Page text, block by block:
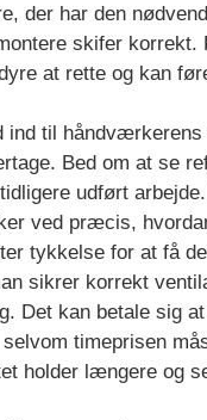
der har den
skifer korrekt.
at rette og kan
ind til håndværkerens
Bed om at se
udført
ved præcis,
tykkelse for at få
sikrer korrekt
Det kan betale sig
timeprisen
holder længere og